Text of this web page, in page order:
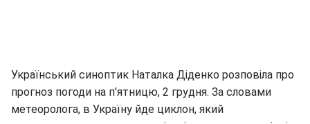
Український синоптик Наталка Діденко розповіла про
прогноз погоди на п'ятницю, 2 грудня. За словами
метеоролога, в Україну йде циклон, який